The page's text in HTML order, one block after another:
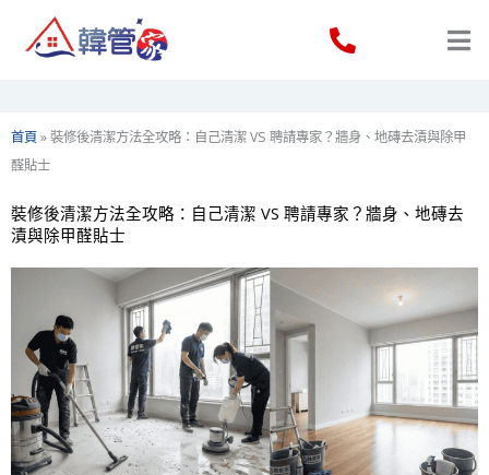
首頁»裝修後清潔方法全攻略：自己清潔 VS 聘請專家？牆身、地磚去漬與除甲
醛貼士
裝修後清潔方法全攻略：自己清潔 VS 聘請專家？牆身、地磚去
漬與除甲醛貼士